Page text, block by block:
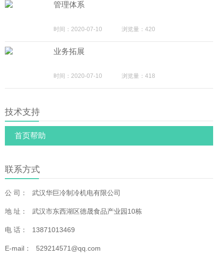
技术支持
首页帮助
联系方式
公 司： 武汉华巨冷制冷机电有限公司
地 址： 武汉市东西湖区德晟食品产业园10栋
电 话： 13871013469
E-mail： 529214571@qq.com
管理体系
时间：2020-07-10 浏览量：420
业务拓展
时间：2020-07-10 浏览量：418